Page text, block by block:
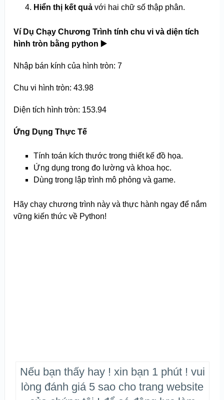
Hiển thị kết quảvới hai chữ số thập phân.
Ví Dụ Chạy Chương Trình tính chu vi và diện tích
hình tròn bằng python ▶️
Nhập bán kính của hình tròn: 7
Chu vi hình tròn: 43.98
Diện tích hình tròn: 153.94
Ứng Dụng Thực Tế
Tính toán kích thước trong thiết kế đồ họa.
Ứng dụng trong đo lường và khoa học.
Dùng trong lập trình mô phỏng và game.
Hãy chạy chương trình này và thực hành ngay để nắm
vững kiến thức về Python!
Nếu bạn thấy hay ! xin bạn 1 phút ! vui
lòng đánh giá 5 sao cho trang website